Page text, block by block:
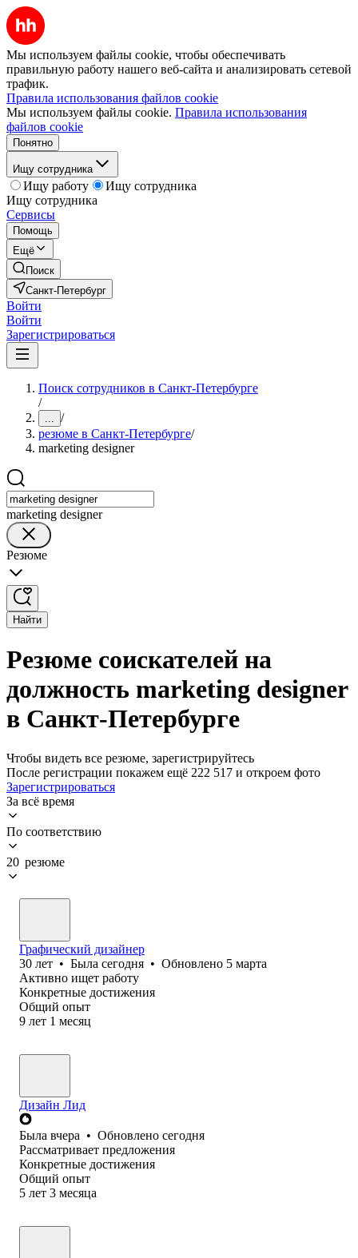
Мы используем файлы cookie, чтобы обеспечивать
правильную работу нашего веб-сайта и анализировать сетевой
трафик.
Правила использования файлов cookie
Мы используем файлы cookie. Правила использования
файлов cookie
Понятно
Ищу сотрудника
Ищу работу
Ищу сотрудника
Ищу сотрудника
Сервисы
Помощь
Ещё
Поиск
Санкт-Петербург
Войти
Войти
Зарегистрироваться
Поиск сотрудников в Санкт-Петербурге
/
... /
резюме в Санкт-Петербурге/
marketing designer
marketing designer
Резюме
Найти
Резюме соискателей на
должность marketing designer
в Санкт-Петербурге
Чтобы видеть все резюме, зарегистрируйтесь
После регистрации покажем ещё 222 517 и откроем фото
Зарегистрироваться
За всё время
По соответствию
20 резюме
Графический дизайнер
30 лет • Была сегодня • Обновлено 5 марта
Активно ищет работу
Конкретные достижения
Общий опыт
9 лет 1 месяц
Дизайн Лид
Была вчера • Обновлено сегодня
Рассматривает предложения
Конкретные достижения
Общий опыт
5 лет 3 месяца